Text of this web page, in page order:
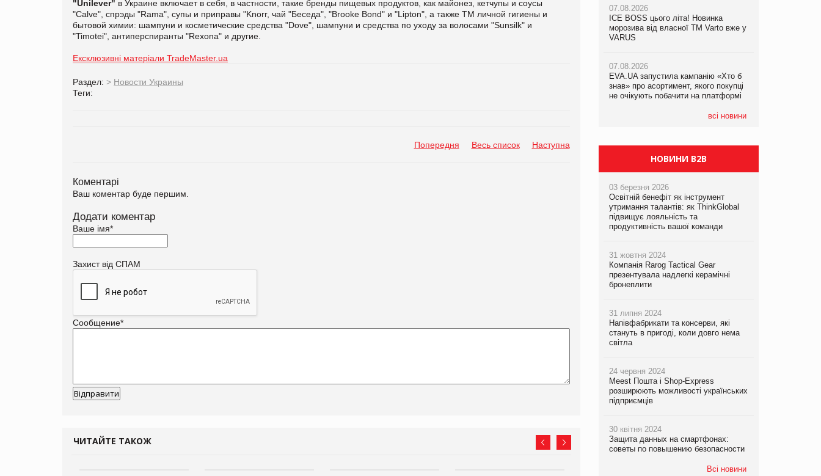
"Unilever" в Украине включает в себя, в частности, такие бренды пищевых продуктов, как майонез, кетчупы и соусы
"Calve", спрэды "Rama", супы и приправы "Knorr, чай "Беседа", "Brooke Bond" и "Lipton", а также ТМ личной гигиены и
бытовой химии: шампуни и косметические средства "Dove", шампуни и средства по уходу за волосами "Sunsilk" и
"Timotei", антиперспиранты "Rexona" и другие.
Ексклюзивні матеріали TradeMaster.ua
Раздел: > Новости Украины
Теги:
Попередня Весь список Наступна
Коментарі
Ваш коментар буде першим.
Додати коментар
Ваше імя*
Захист від СПАМ
Сообщение*
ЧИТАЙТЕ ТАКОЖ
07.08.2026
ICE BOSS цього літа! Новинка
морозива від власної ТМ Varto вже у
VARUS
07.08.2026
EVA.UA запустила кампанію «Хто б
знав» про асортимент, якого покупці
не очікують побачити на платформі
всі новини
06.08.2026
Смачна новинка для хвостатих: у
VARUS з’явилися паучі Varto Paw
05.08.2026
Мережа супермаркетів VARUS купує
мережу магазинів формату
компанія налічуватиме 374 магазини
07.08.2026
Франція заборонила рекламні дзвінки
НОВИНИ B2B
03 березня 2026
Освітній бенефіт як інструмент
утримання талантів: як ThinkGlobal
підвищує лояльність та
продуктивність вашої команди
31 жовтня 2024
Компанія Rarog Tactical Gear
презентувала надлегкі керамічні
бронеплити
31 липня 2024
Напівфабрикати та консерви, які
стануть в пригоді, коли довго нема
світла
24 червня 2024
Meest Пошта і Shop-Express
розширюють можливості українських
підприємців
30 квітня 2024
Защита данных на смартфонах:
советы по повышению безопасности
Всі новини